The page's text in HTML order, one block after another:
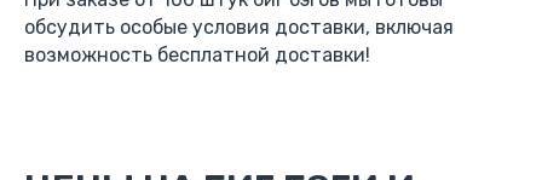
обсудить особые условия доставки, включая
возможность бесплатной доставки!